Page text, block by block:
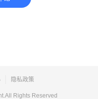
隐私政策
Rights Reserved